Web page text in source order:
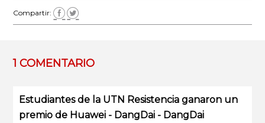
Compartir:
1 COMENTARIO
Estudiantes de la UTN Resistencia ganaron un
premio de Huawei - DangDai - DangDai